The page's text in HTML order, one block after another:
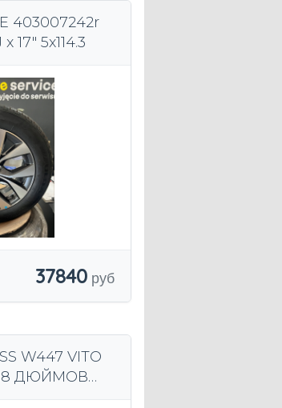
403007242r
17" 5x114.3
37840
W447 VITO
ДЮЙМОВ